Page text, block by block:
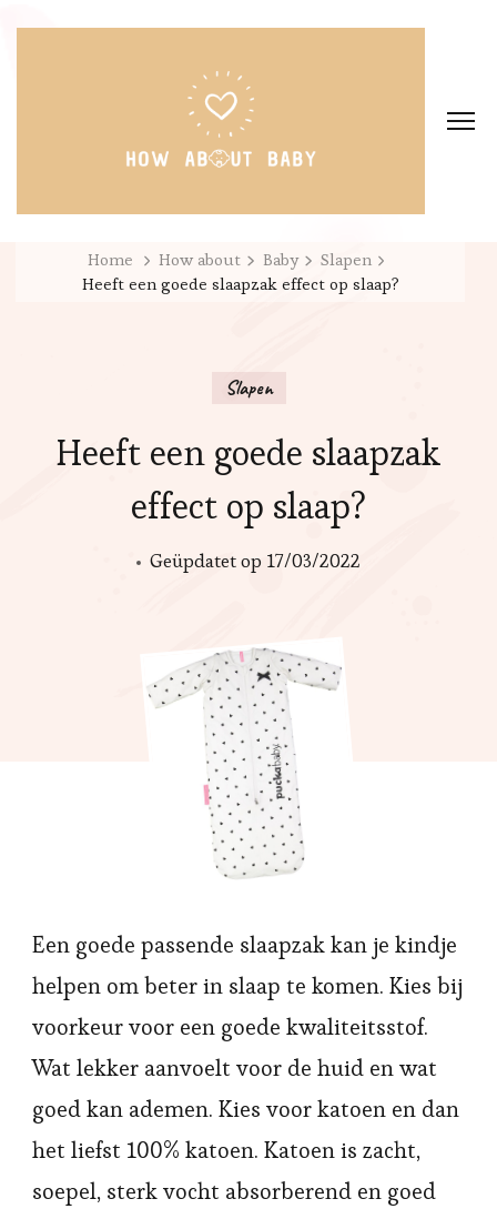
Home How about Baby
Slapen
Heeft een goede slaapzak effect op slaap?
Slapen
Heeft een goede slaapzak
effect op slaap?
Geüpdatet op 17/03/2022
Een goede passende slaapzak kan je kindje
helpen om beter in slaap te komen. Kies bij
voorkeur voor een goede kwaliteitsstof.
Wat lekker aanvoelt voor de huid en wat
goed kan ademen. Kies voor katoen en dan
het liefst 100% katoen. Katoen is zacht,
soepel, sterk vocht absorberend en goed